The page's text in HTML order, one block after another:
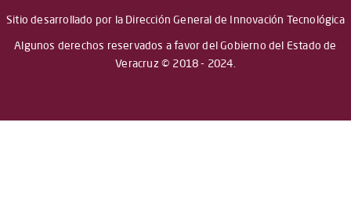
Sitio desarrollado por la Dirección General de Innovación Tecnológica
Algunos derechos reservados a favor del Gobierno del Estado de
Veracruz © 2018 - 2024.